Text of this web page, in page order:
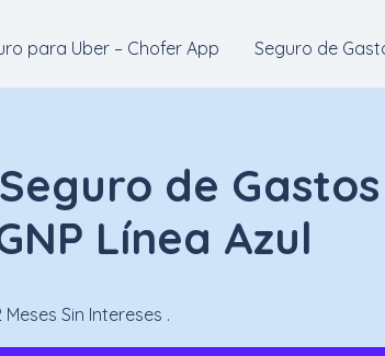
para Uber – Chofer App Seguro de
de
Línea Azul
Sin Intereses .